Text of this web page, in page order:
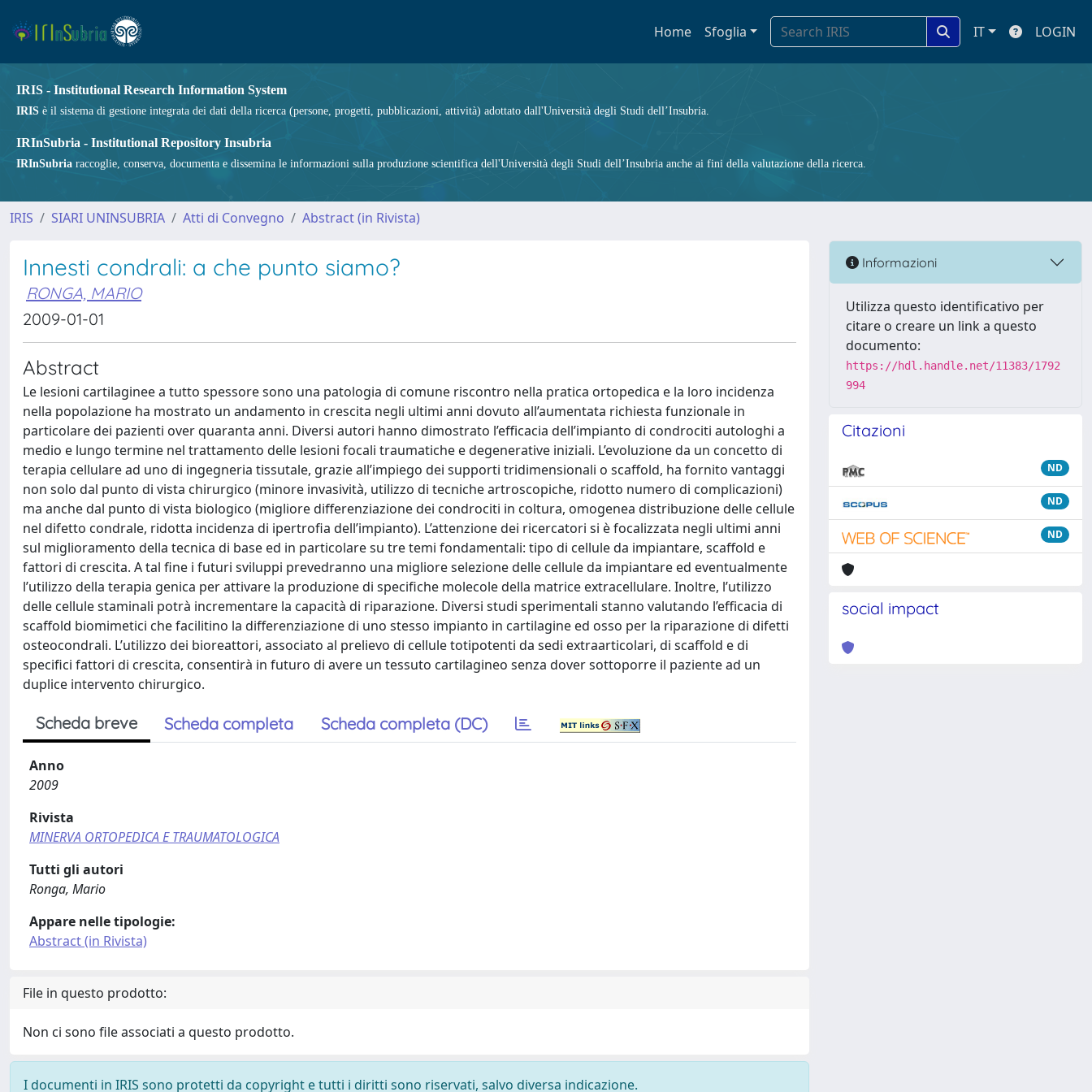
Home Sfoglia IT LOGIN
IRIS - Institutional Research Information System
IRIS è il sistema di gestione integrata dei dati della ricerca (persone, progetti, pubblicazioni, attività) adottato dall'Università degli Studi dell’Insubria.
IRInSubria - Institutional Repository Insubria
IRInSubria raccoglie, conserva, documenta e dissemina le informazioni sulla produzione scientifica dell'Università degli Studi dell’Insubria anche ai fini della valutazione della ricerca.
IRIS SIARI UNINSUBRIA Atti di Convegno Abstract (in Rivista)
Innesti condrali: a che punto siamo?
RONGA, MARIO
2009-01-01
Abstract
Le lesioni cartilaginee a tutto spessore sono una patologia di comune riscontro nella pratica ortopedica e la loro incidenza
nella popolazione ha mostrato un andamento in crescita negli ultimi anni dovuto all’aumentata richiesta funzionale in
particolare dei pazienti over quaranta anni. Diversi autori hanno dimostrato l’efficacia dell’impianto di condrociti autologhi a
medio e lungo termine nel trattamento delle lesioni focali traumatiche e degenerative iniziali. L’evoluzione da un concetto di
terapia cellulare ad uno di ingegneria tissutale, grazie all’impiego dei supporti tridimensionali o scaffold, ha fornito vantaggi
non solo dal punto di vista chirurgico (minore invasività, utilizzo di tecniche artroscopiche, ridotto numero di complicazioni)
ma anche dal punto di vista biologico (migliore differenziazione dei condrociti in coltura, omogenea distribuzione delle cellule
nel difetto condrale, ridotta incidenza di ipertrofia dell’impianto). L’attenzione dei ricercatori si è focalizzata negli ultimi anni
sul miglioramento della tecnica di base ed in particolare su tre temi fondamentali: tipo di cellule da impiantare, scaffold e
fattori di crescita. A tal fine i futuri sviluppi prevedranno una migliore selezione delle cellule da impiantare ed eventualmente
l’utilizzo della terapia genica per attivare la produzione di specifiche molecole della matrice extracellulare. Inoltre, l’utilizzo
delle cellule staminali potrà incrementare la capacità di riparazione. Diversi studi sperimentali stanno valutando l’efficacia di
scaffold biomimetici che facilitino la differenziazione di uno stesso impianto in cartilagine ed osso per la riparazione di difetti
osteocondrali. L’utilizzo dei bioreattori, associato al prelievo di cellule totipotenti da sedi extraarticolari, di scaffold e di
specifici fattori di crescita, consentirà in futuro di avere un tessuto cartilagineo senza dover sottoporre il paziente ad un
duplice intervento chirurgico.
Scheda breve Scheda completa Scheda completa (DC)
Anno
2009
Rivista
MINERVA ORTOPEDICA E TRAUMATOLOGICA
Tutti gli autori
Ronga, Mario
Appare nelle tipologie:
Abstract (in Rivista)
File in questo prodotto:
Non ci sono file associati a questo prodotto.
I documenti in IRIS sono protetti da copyright e tutti i diritti sono riservati, salvo diversa indicazione.
Informazioni
Utilizza questo identificativo per
citare o creare un link a questo
documento:
https://hdl.handle.net/11383/1792
994
Citazioni
ND
ND
ND
social impact